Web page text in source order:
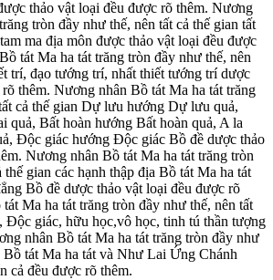
thảo vật loại đều được rõ thêm. Nương
tròn đầy như thế, nên tất cả thế gian tất
ma địa môn được thảo vật loại đều được
tát Ma ha tát trăng tròn đầy như thế, nên
trí, đạo tướng trí, nhất thiết tướng trí dược
thêm. Nương nhân Bồ tát Ma ha tát trăng
cả thế gian Dự lưu hướng Dự lưu quả,
quả, Bất hoàn hướng Bất hoàn quả, A la
Độc giác hướng Độc giác Bồ đề dược thảo
Nương nhân Bồ tát Ma ha tát trăng tròn
thế gian các hạnh thập địa Bồ tát Ma ha tát
Bồ đề dược thảo vật loại đều được rõ
Ma ha tát trăng tròn đầy như thế, nên tất
Độc giác, hữu học,vô học, tinh tú thần tượng
nhân Bồ tát Ma ha tát trăng tròn đầy như
Bồ tát Ma ha tát và Như Lai Ứng Chánh
cả đều được rõ thêm.